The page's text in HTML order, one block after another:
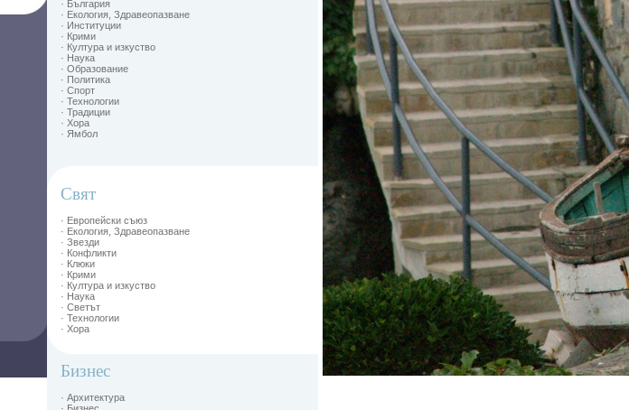
· България
· Екология, Здравеопазване
· Институции
· Крими
· Култура и изкуство
· Наука
· Образование
· Политика
· Спорт
· Технологии
· Традиции
· Хора
· Ямбол
Свят
· Европейски съюз
· Екология, Здравеопазване
· Звезди
· Конфликти
· Клюки
· Крими
· Култура и изкуство
· Наука
· Светът
· Технологии
· Хора
Бизнес
· Архитектура